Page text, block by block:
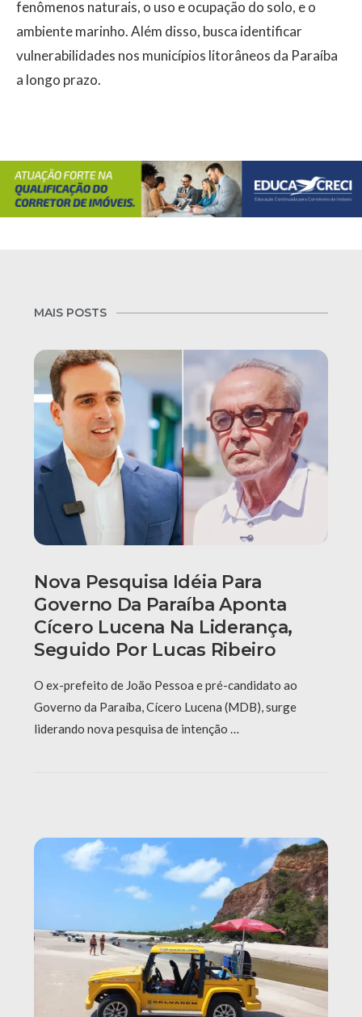
fenômenos naturais, o uso e ocupação do solo, e o
ambiente marinho. Além disso, busca identificar
vulnerabilidades nos municípios litorâneos da Paraíba
a longo prazo.
MAIS POSTS
Nova Pesquisa Idéia Para
Governo Da Paraíba Aponta
Cícero Lucena Na Liderança,
Seguido Por Lucas Ribeiro
O ex-prefeito de João Pessoa e pré-candidato ao
Governo da Paraíba, Cícero Lucena (MDB), surge
liderando nova pesquisa de intenção …